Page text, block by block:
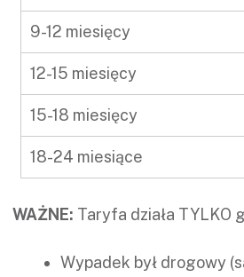
9-12 miesięcy
12-15 miesięcy
15-18 miesięcy
18-24 miesiące
WAŻNE: Taryfa działa TYLKO
Wypadek był drogowy